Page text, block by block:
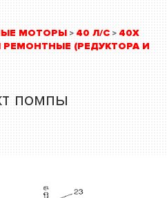
МОТОРЫ > 40 Л/С > 40X
(РЕДУКТОРА И
помпы